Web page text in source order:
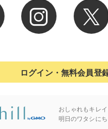
ログイン・無料会員登
おしゃれもキレイ
明日のワタシに